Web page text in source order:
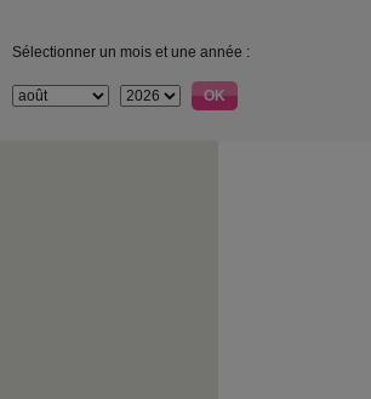
Sélectionner un mois et une année :